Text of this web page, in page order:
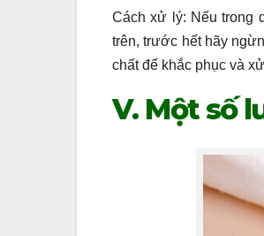
Cách xử lý: Nếu trong
trên, trước hết hãy
chất để khắc phục và
V. Một số